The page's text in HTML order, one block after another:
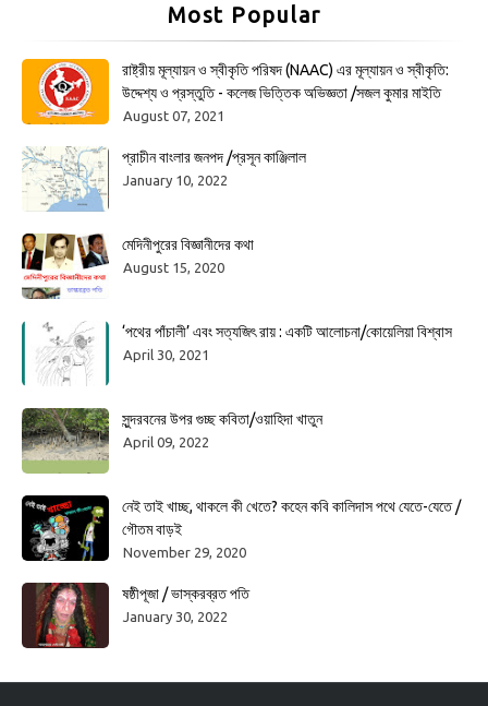
Most Popular
রাষ্ট্রীয় মূল্যায়ন ও স্বীকৃতি পরিষদ (NAAC) এর মূল্যায়ন ও স্বীকৃতি:
উদ্দেশ্য ও প্রস্তুতি - কলেজ ভিত্তিক অভিজ্ঞতা /সজল কুমার মাইতি
August 07, 2021
প্রাচীন বাংলার জনপদ /প্রসূন কাঞ্জিলাল
January 10, 2022
মেদিনীপুরের বিজ্ঞানীদের কথা
August 15, 2020
‘পথের পাঁচালী’ এবং সত্যজিৎ রায় : একটি আলোচনা/কোয়েলিয়া বিশ্বাস
April 30, 2021
সুন্দরবনের উপর গুচ্ছ কবিতা/ওয়াহিদা খাতুন
April 09, 2022
নেই তাই খাচ্ছ, থাকলে কী খেতে? কহেন কবি কালিদাস পথে যেতে-যেতে /
গৌতম বাড়ই
November 29, 2020
ষষ্ঠীপূজা / ভাস্করব্রত পতি
January 30, 2022